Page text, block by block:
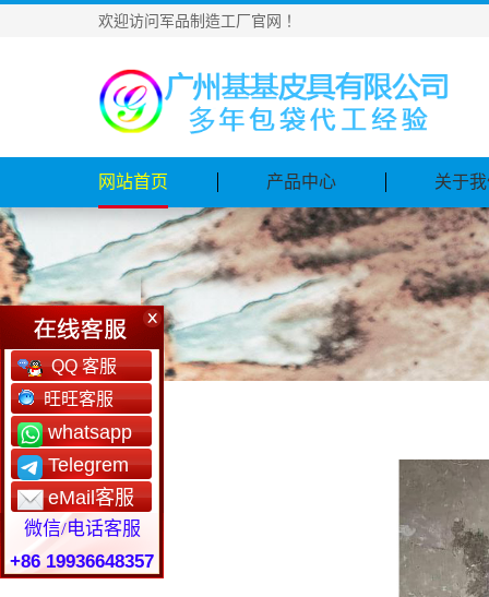
欢迎访问军品制造工厂官网！
网站首页 产品中心 关于
QQ 客服
旺旺客服
whatsapp
Telegrem
eMail客服
微信/电话客服
+86 19936648357